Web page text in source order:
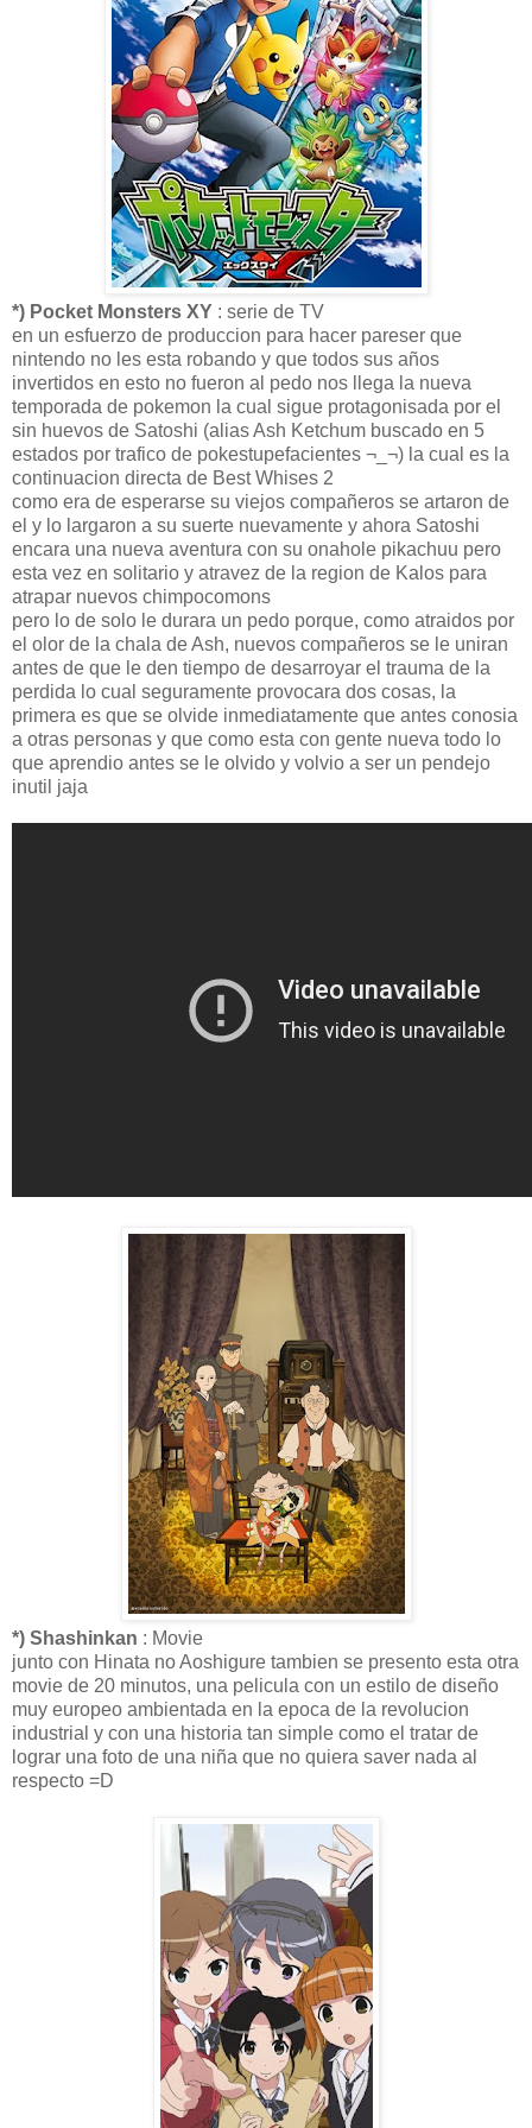
*) Pocket Monsters XY : serie de TV
en un esfuerzo de produccion para hacer pareser que
nintendo no les esta robando y que todos sus años
invertidos en esto no fueron al pedo nos llega la nueva
temporada de pokemon la cual sigue protagonisada por el
sin huevos de Satoshi (alias Ash Ketchum buscado en 5
estados por trafico de pokestupefacientes ¬_¬) la cual es la
continuacion directa de Best Whises 2
como era de esperarse su viejos compañeros se artaron de
el y lo largaron a su suerte nuevamente y ahora Satoshi
encara una nueva aventura con su onahole pikachuu pero
esta vez en solitario y atravez de la region de Kalos para
atrapar nuevos chimpocomons
pero lo de solo le durara un pedo porque, como atraidos por
el olor de la chala de Ash, nuevos compañeros se le uniran
antes de que le den tiempo de desarroyar el trauma de la
perdida lo cual seguramente provocara dos cosas, la
primera es que se olvide inmediatamente que antes conosia
a otras personas y que como esta con gente nueva todo lo
que aprendio antes se le olvido y volvio a ser un pendejo
inutil jaja
*) Shashinkan : Movie
junto con Hinata no Aoshigure tambien se presento esta otra
movie de 20 minutos, una pelicula con un estilo de diseño
muy europeo ambientada en la epoca de la revolucion
industrial y con una historia tan simple como el tratar de
lograr una foto de una niña que no quiera saver nada al
respecto =D